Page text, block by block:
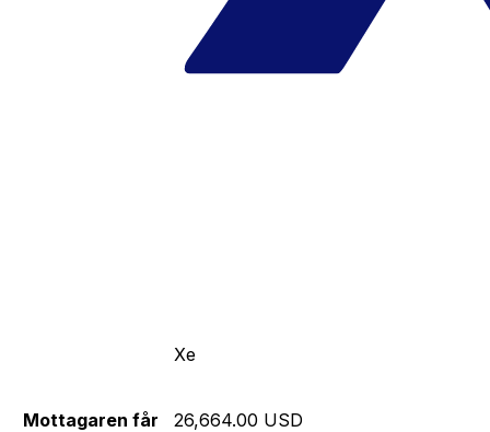
Xe
Mottagaren får
26,664.00 USD